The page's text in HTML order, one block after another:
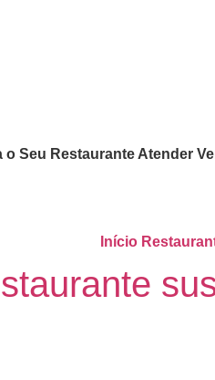
o Seu Restaurante Atender
Início